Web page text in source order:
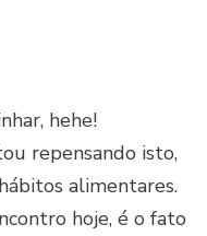
hehe!
repensando isto,
alimentares.
hoje, é o fato